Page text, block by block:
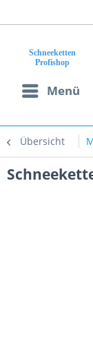
Menü
Übersicht